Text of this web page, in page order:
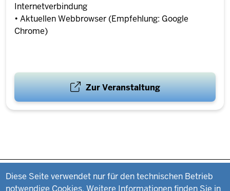
Diese Seite verwendet nur für den technischen Betrieb
notwendige Cookies. Weitere Informationen finden Sie in
Internetverbindung
• Aktuellen Webbrowser (Empfehlung: Google
Chrome)
Zur Veranstaltung
Fußzeile Impressum